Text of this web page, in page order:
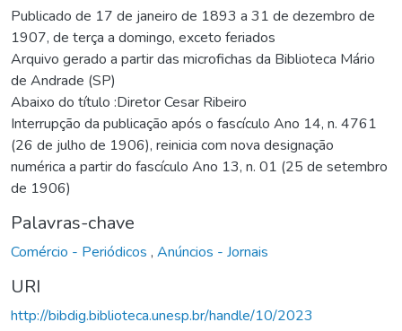
Publicado de 17 de janeiro de 1893 a 31 de dezembro de
1907, de terça a domingo, exceto feriados
Arquivo gerado a partir das microfichas da Biblioteca Mário
de Andrade (SP)
Abaixo do título :Diretor Cesar Ribeiro
Interrupção da publicação após o fascículo Ano 14, n. 4761
(26 de julho de 1906), reinicia com nova designação
numérica a partir do fascículo Ano 13, n. 01 (25 de setembro
de 1906)
Palavras-chave
Comércio - Periódicos , Anúncios - Jornais
URI
http://bibdig.biblioteca.unesp.br/handle/10/2023